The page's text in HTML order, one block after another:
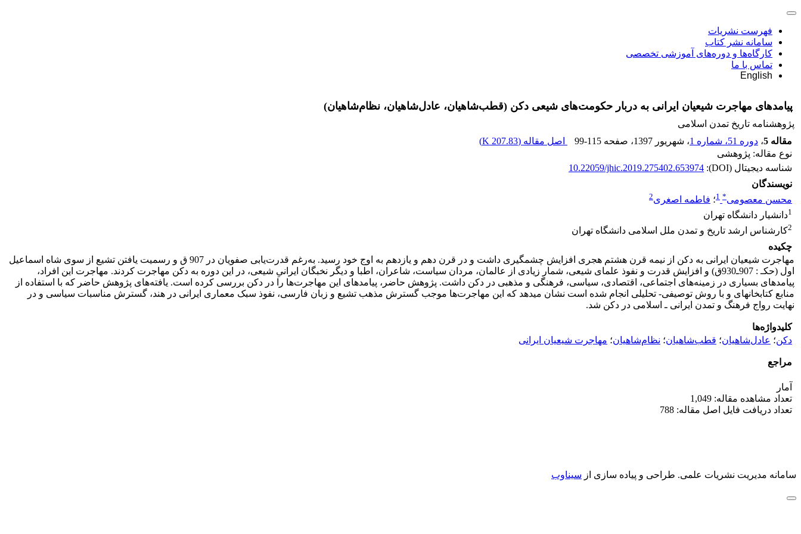
فهرست نشریات
سامانه نشر کتاب
کارگاه‌ها و دوره‌های آموزشی تخصصی
تماس با ما
English
پیامدهای مهاجرت شیعیان ایرانی به دربار حکومت‌های شیعی دکن (قطب‌شاهیان، عادل‌شاهیان، نظام‌شاهیان)
پژوهشنامه تاریخ تمدن اسلامی
مقاله 5
، دوره 51، شماره 1 ، شهریور 1397 ، صفحه 99-115 اصل مقاله (207.83 K
)
نوع مقاله: پژوهشی
شناسه دیجیتال (DOI):
10.22059/jhic.2019.275402.653974
نویسندگان
محسن معصومی*
1؛ فاطمه اصغری2
1دانشیار دانشگاه تهران
2کارشناس ارشد تاریخ و تمدن ملل اسلامی دانشگاه تهران
چکیده
مهاجرت شیعیان ایرانی به دکن از نیمه ‌قرن هشتم هجری افزایش چشمگیری داشت و در قرن دهم و یازدهم به اوج خود رسید. به‌رغم قدرت‌یابی صفویان در 907 ق و رسمیت یافتن تشیع از سوی شاه اسماعیل
اول (حکـ : 907ـ930ق) و افزایش قدرت و نفوذ علمای شیعی، شمار زیادی از عالمان، مردان سیاست، شاعران، اطبا و دیگر نخبگان ایرانیِ شیعی، در این دوره به دکن مهاجرت کردند. مهاجرت این افراد،
پیامدهای بسیاری در زمینه‌های اجتماعی، اقتصادی، سیاسی، فرهنگی و مذهبی در دکن داشت. پژوهش حاضر، پیامدهای این مهاجرت‌ها را در دکن بررسی کرده است. یافته‌های پژوهش حاضر که با استفاده از
منابع کتابخانه­ای و با روش توصیفی- تحلیلی انجام ‌شده است نشان می­دهد که این مهاجرت­‌ها موجب گسترش مذهب تشیع و زبان فارسی، نفوذ سبک معماری ایرانی در هند، گسترش مناسبات سیاسی و در
نهایت رواج فرهنگ و تمدن ایرانی ـ اسلامی در دکن شد.
کلیدواژه‌ها
دکن؛ عادل‌شاهیان؛ قطب‌شاهیان؛ نظام‌شاهیان؛ مهاجرت شیعیان ایرانی
مراجع
آمار
تعداد مشاهده مقاله: 1,049
تعداد دریافت فایل اصل مقاله: 788
سامانه مدیریت نشریات علمی. طراحی و پیاده سازی از سیناوب